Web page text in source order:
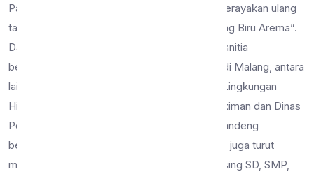
Pada tanggal 6 Februari 2019 kemarin, KBA merayakan ulang
tahun pertamanya “1st Anniversary of Kampung Biru Arema”.
Dalam perayaan ulang tahun pertamanya ini panitia
bekerjasama dengan beberapa kantor Dinas di Malang, antara
lain Dinas Kebudayaan dan Pariwisata, Dinas Lingkungan
Hidup, Dinas Perumahan dan Kawasan Pemukiman dan Dinas
Pendidikan Kota Malang. Tidak hanya menggandeng
beberapa kantor Dinas di Kota Malang, panitia juga turut
mengundang 15 siswa dari setiap masing-masing SD, SMP,